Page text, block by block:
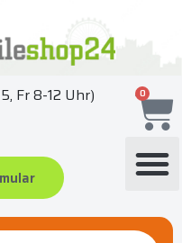
Fr 8-12 Uhr) 0